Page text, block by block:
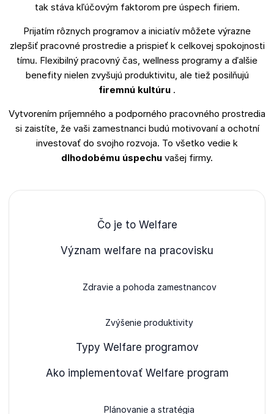
tak stáva kľúčovým faktorom pre úspech firiem.
Prijatím rôznych programov a iniciatív môžete výrazne
zlepšiť pracovné prostredie a prispieť k celkovej spokojnosti
tímu. Flexibilný pracovný čas, wellness programy a ďalšie
benefity nielen zvyšujú produktivitu, ale tiež posilňujú
firemnú kultúru .
Vytvorením príjemného a podporného pracovného prostredia
si zaistíte, že vaši zamestnanci budú motivovaní a ochotní
investovať do svojho rozvoja. To všetko vedie k
dlhodobému úspechu vašej firmy.
Čo je to Welfare
Význam welfare na pracovisku
Zdravie a pohoda zamestnancov
Zvýšenie produktivity
Typy Welfare programov
Ako implementovať Welfare program
Plánovanie a stratégia